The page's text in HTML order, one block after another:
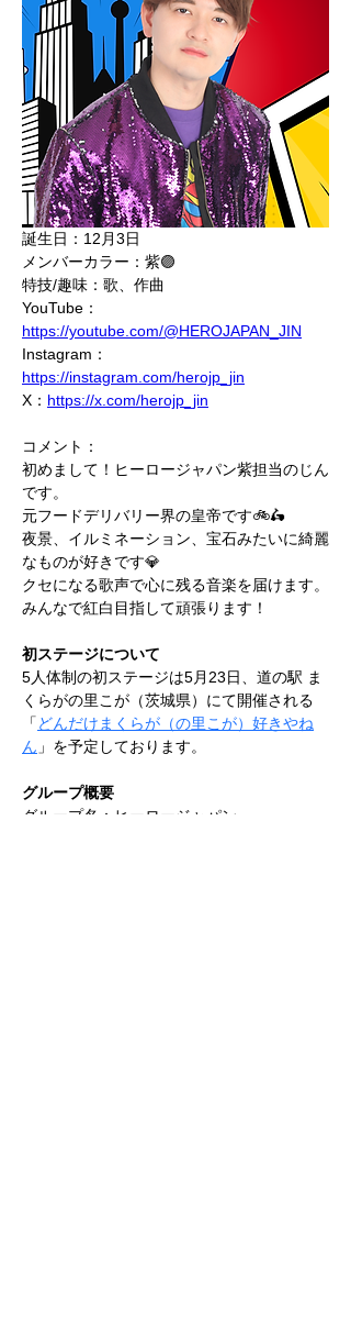
誕生日：12月3日
メンバーカラー：紫🟣
特技/趣味：歌、作曲
YouTube：
https://youtube.com/@HEROJAPAN_JIN
Instagram：
https://instagram.com/herojp_jin
X： https://x.com/herojp_jin
コメント：
初めまして！ヒーロージャパン紫担当のじん
です。
元フードデリバリー界の皇帝です🚲🛵
夜景、イルミネーション、宝石みたいに綺麗
なものが好きです💎
クセになる歌声で心に残る音楽を届けます。
みんなで紅白目指して頑張ります！
初ステージについて
5人体制の初ステージは5月23日、道の駅 ま
くらがの里こが（茨城県）にて開催される
「 どんだけまくらが（の里こが）好きやね
ん 」を予定しております。
グループ概要
グループ名：ヒーロージャパン